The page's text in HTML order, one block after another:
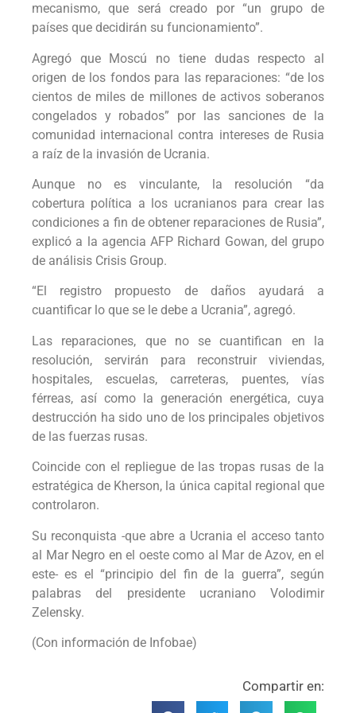
mecanismo, que será creado por “un grupo de
países que decidirán su funcionamiento”.
Agregó que Moscú no tiene dudas respecto al
origen de los fondos para las reparaciones: “de los
cientos de miles de millones de activos soberanos
congelados y robados” por las sanciones de la
comunidad internacional contra intereses de Rusia
a raíz de la invasión de Ucrania.
Aunque no es vinculante, la resolución “da
cobertura política a los ucranianos para crear las
condiciones a fin de obtener reparaciones de Rusia”,
explicó a la agencia AFP Richard Gowan, del grupo
de análisis Crisis Group.
“El registro propuesto de daños ayudará a
cuantificar lo que se le debe a Ucrania”, agregó.
Las reparaciones, que no se cuantifican en la
resolución, servirán para reconstruir viviendas,
hospitales, escuelas, carreteras, puentes, vías
férreas, así como la generación energética, cuya
destrucción ha sido uno de los principales objetivos
de las fuerzas rusas.
Coincide con el repliegue de las tropas rusas de la
estratégica de Kherson, la única capital regional que
controlaron.
Su reconquista -que abre a Ucrania el acceso tanto
al Mar Negro en el oeste como al Mar de Azov, en el
este- es el “principio del fin de la guerra”, según
palabras del presidente ucraniano Volodimir
Zelensky.
(Con información de Infobae)
Compartir en: